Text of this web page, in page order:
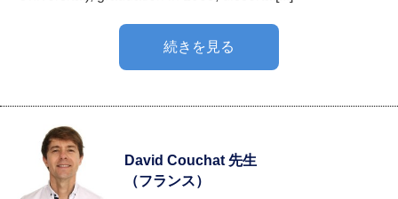
続きを見る
David Couchat 先生
（フランス）